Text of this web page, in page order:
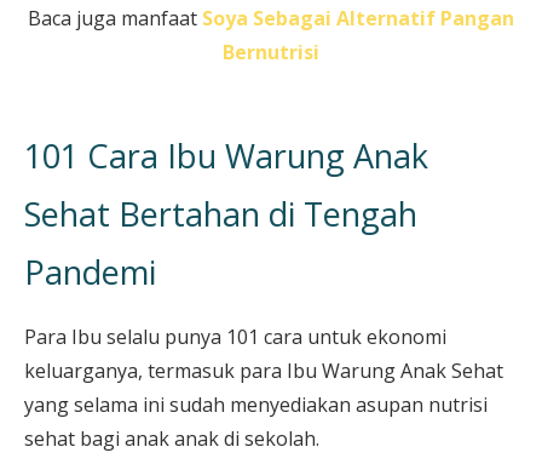
Baca juga manfaat Soya Sebagai Alternatif Pangan
Bernutrisi
101 Cara Ibu Warung Anak
Sehat Bertahan di Tengah
Pandemi
Para Ibu selalu punya 101 cara untuk ekonomi
keluarganya, termasuk para Ibu Warung Anak Sehat
yang selama ini sudah menyediakan asupan nutrisi
sehat bagi anak anak di sekolah.